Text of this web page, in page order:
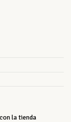
la tienda